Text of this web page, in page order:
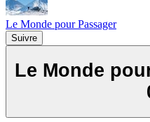
Le Monde pour Passager
Suivre
Le Monde